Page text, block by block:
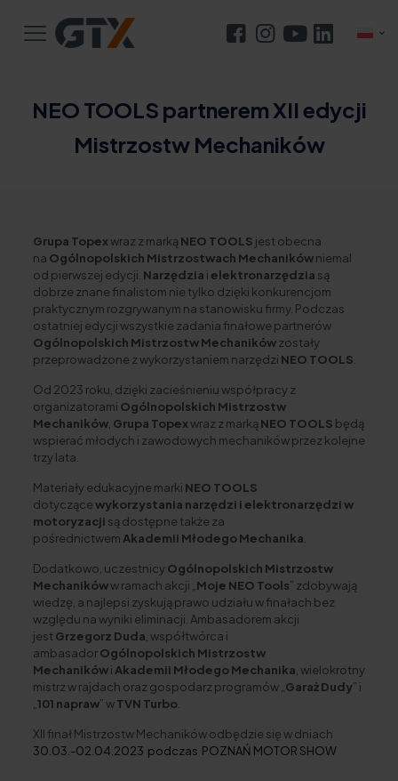
NEO TOOLS partnerem XII edycji
Mistrzostw Mechaników
Grupa Topexwraz z marką NEO TOOLS jest obecna
na Ogólnopolskich Mistrzostwach Mechanikówniemal
od pierwszej edycji. Narzędzia i elektronarzędzia są
dobrze znane finalistom nie tylko dzięki konkurencjom
praktycznym rozgrywanym na stanowisku firmy. Podczas
ostatniej edycji wszystkie zadania finałowe partnerów
Ogólnopolskich Mistrzostw Mechanikówzostały
przeprowadzone z wykorzystaniem narzędzi NEO TOOLS
Od 2023 roku, dzięki zacieśnieniu współpracy z
organizatorami Ogólnopolskich Mistrzostw
Mechaników, Grupa Topexwraz z marką NEO TOOLS będą
wspierać młodych i zawodowych mechaników przez kolejne
trzy lata.
Materiały edukacyjne marki NEO TOOLS
dotyczącewykorzystania narzędzi i elektronarzędzi w
motoryzacji są dostępne także za
pośrednictwem Akademii Młodego Mechanika
Dodatkowo, uczestnicyOgólnopolskich Mistrzostw
Mechanikóww ramach akcji „ Moje NEO Tools” zdobywają
wiedzę, a najlepsi zyskują prawo udziału w finałach bez
względu na wyniki eliminacji. Ambasadorem akcji
jest Grzegorz Duda , współtwórca i
ambasadorOgólnopolskich Mistrzostw
Mechanikówi Akademii Młodego Mechanika , wielokrotny
mistrz w rajdach oraz gospodarz programów „ Garaż Dudy” i
101 napraw” wTVN Turbo.
XII finał Mistrzostw Mechaników odbędzie się w dniach
30.03.-02.04.2023 podczas POZNAŃ MOTOR SHOW